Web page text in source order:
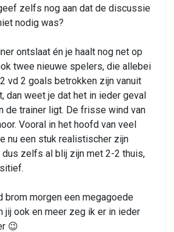
zelfs nog aan dat de discussie
nodig was?
ontslaat én je haalt nog net op
twee nieuwe spelers, die allebei
vd 2 goals betrokken zijn vanuit
dan weet je dat het in ieder geval
de trainer ligt. De frisse wind van
Vooral in het hoofd van veel
nu een stuk realistischer zijn
dus zelfs al blij zijn met 2-2 thuis,
brom morgen een megagoede
jij ook en meer zeg ik er in ieder
😉